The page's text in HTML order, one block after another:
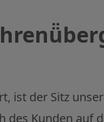
ist der Sitz
des Kunden